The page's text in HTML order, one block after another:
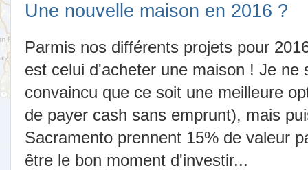
Une nouvelle maison en 2016 ?
Parmis nos différents projets pour
est celui d'acheter une maison ! Je ne
convaincu que ce soit une meilleure
de payer cash sans emprunt), mais
Sacramento prennent 15% de valeur
être le bon moment d'investir...